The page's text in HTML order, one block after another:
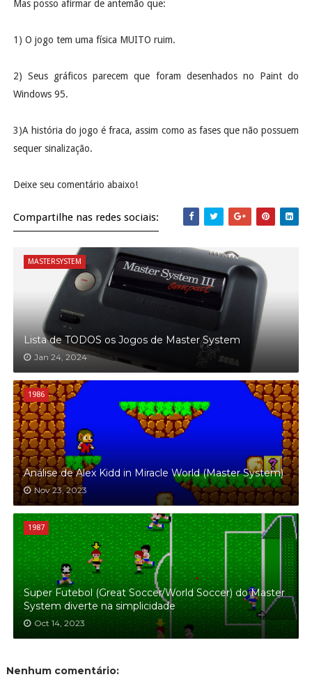
Mas posso afirmar de antemão que:
1) O jogo tem uma física MUITO ruim.
2) Seus gráficos parecem que foram desenhados no Paint do
Windows 95.
3)A história do jogo é fraca, assim como as fases que não possuem
sequer sinalização.
Deixe seu comentário abaixo!
Compartilhe nas redes sociais:
MASTERSYSTEM
Lista de TODOS os Jogos de Master System
Jan 24, 2024
1986
Análise de Alex Kidd in Miracle World (Master System)
Nov 23, 2023
1987
Super Futebol (Great Soccer/World Soccer) do Master
System diverte na simplicidade
Oct 14, 2023
Nenhum comentário: